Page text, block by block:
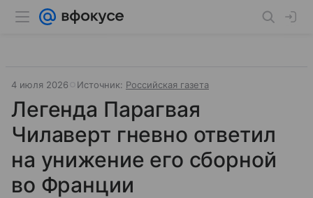
4 июля 2026 Источник: Российская газета
Легенда Парагвая
Чилаверт гневно ответил
на унижение его сборной
во Франции